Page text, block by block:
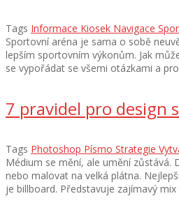
Tags Informace Kiosek Navigace
Sportovní aréna je sama o sobě
lepším sportovním výkonům. Jak
se vypořádat se všemi otázkami a
7 pravidel pro design
Tags Photoshop Písmo Strategie
Médium se mění, ale umění zůstává.
nebo malovat na velká plátna.
je billboard. Představuje zajímavý